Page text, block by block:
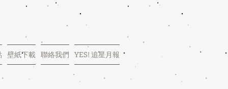
壁紙下載 聯絡我們 YES! 追星月報